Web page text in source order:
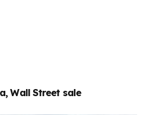
Wall Street sale